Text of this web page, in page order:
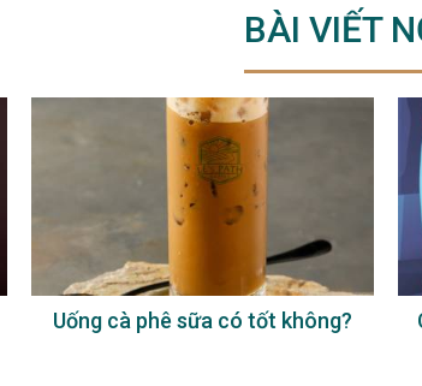
BÀI VIẾT
Uống cà phê sữa có tốt không?